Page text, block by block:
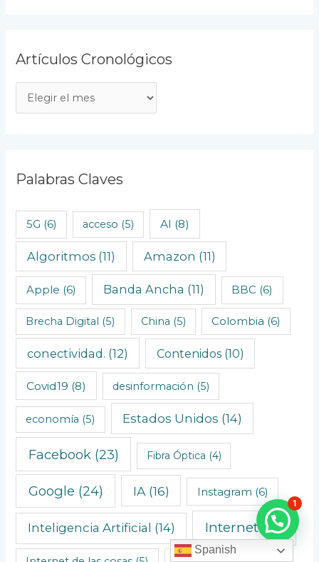
Artículos Cronológicos
r
c
l
o
C
n
ó
s
Palabras Claves
5G (6) acceso (5) AI (8)
Algoritmos (11) Amazon (11)
Apple (6) Banda Ancha (11) BBC (6)
Brecha Digital (5) China (5) Colombia (6)
conectividad. (12) Contenidos(10)
Covid19 (8) desinformación (5)
economía (5) Estados Unidos (14)
Facebook (23) Fibra Óptica (4)
Google (24) IA(16) Instagram (6)
Inteligencia Artificial (14) Internet(31)
Spanish
1